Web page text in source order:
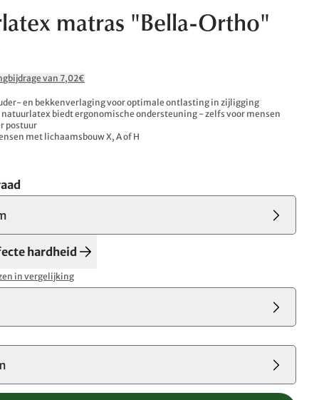
matras "Bella-Ortho"
van 7,02€
en bekkenverlaging voor optimale ontlasting in zijligging
biedt ergonomische ondersteuning - zelfs voor mensen
postuur
met lichaamsbouw X, A of H
hardheid
in vergelijking